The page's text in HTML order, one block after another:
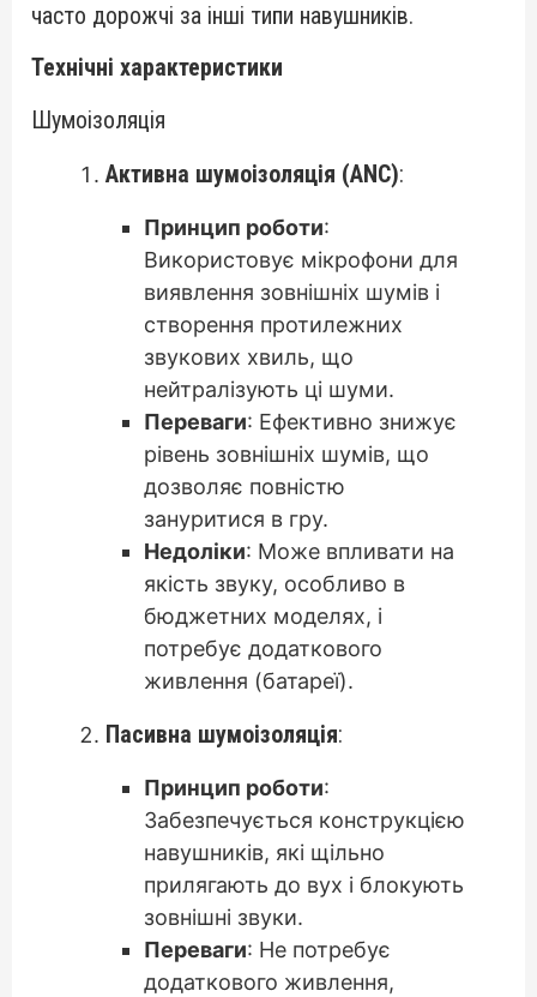
часто дорожчі за інші типи навушників.
Технічні характеристики
Шумоізоляція
Активна шумоізоляція (ANC):
Принцип роботи:
Використовує мікрофони для
виявлення зовнішніх шумів і
створення протилежних
звукових хвиль, що
нейтралізують ці шуми.
Переваги: Ефективно знижує
рівень зовнішніх шумів, що
дозволяє повністю
зануритися в гру.
Недоліки: Може впливати на
якість звуку, особливо в
бюджетних моделях, і
потребує додаткового
живлення (батареї).
Пасивна шумоізоляція:
Принцип роботи:
Забезпечується конструкцією
навушників, які щільно
прилягають до вух і блокують
зовнішні звуки.
Переваги: Не потребує
додаткового живлення,